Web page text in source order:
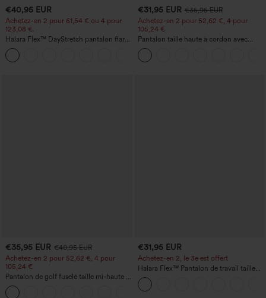
€40,95 EUR
Achetez-en 2 pour 61,54 € ou 4 pour
123,08 €.
Halara Flex™ DayStretch pantalon flare
de travail, taille mi-haute, poche latérale
zippée
€31,95 EUR €35,95 EUR
Achetez-en 2 pour 52,62 €, 4 pour
105,24 €
Pantalon taille haute à cordon avec
poches, jambe large et coupe ample,
style décontracté, effet lin
€35,95 EUR €40,95 EUR
Achetez-en 2 pour 52,62 €, 4 pour
105,24 €
Pantalon de golf fuselé taille mi-haute à
cordon, ourlet incurvé, séchage rapide,
avec poches — UPF40+
€31,95 EUR
Achetez-en 2, le 3e est offert
Halara Flex™ Pantalon de travail taille
haute avec poche latérale arrière et
légère coupe évasée